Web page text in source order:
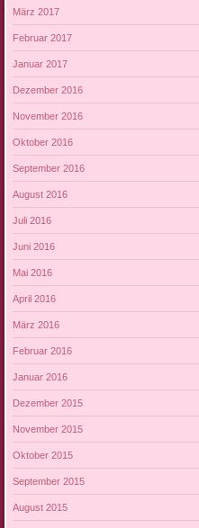
März 2017
Februar 2017
Januar 2017
Dezember 2016
November 2016
Oktober 2016
September 2016
August 2016
Juli 2016
Juni 2016
Mai 2016
April 2016
März 2016
Februar 2016
Januar 2016
Dezember 2015
November 2015
Oktober 2015
September 2015
August 2015